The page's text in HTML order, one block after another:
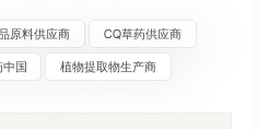
原料供应商 CQ草药供应商
中国 植物提取物生产商